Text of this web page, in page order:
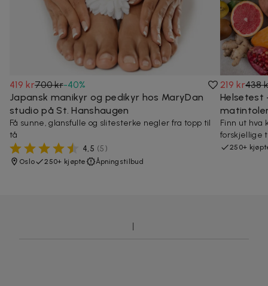
419 kr700 kr-40%
Japansk manikyr og pedikyr hos MaryDan
studio på St. Hanshaugen
Få sunne, glansfulle og slitesterke negler fra topp til
tå
4,5 (5)
Oslo 250+ kjøpte Åpningstilbud
219 kr438
Helsetest
Finn ut hva
forskjellige
250+